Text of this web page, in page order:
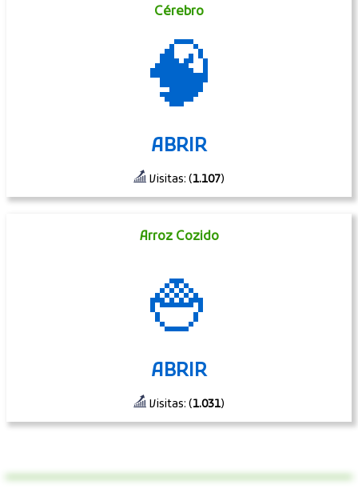
Cérebro
🧠
ABRIR
Visitas: (1.107)
Arroz Cozido
🍚
ABRIR
Visitas: (1.031)